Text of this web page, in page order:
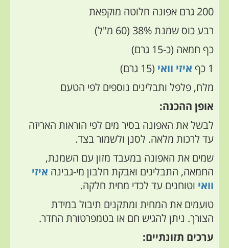
200 גרם אפונה חלוטה מוקפאת
רבע כוס שמנת 38% (60 מ"ל)
כף חמאה (כ-15 גרם)
1 כף
איזי וואי (15 גרם)
מלח, פלפל ותבלינים נוספים לפי הטעם
אופן ההכנה:
לבשל את האפונה בסיר מים לפי הוראות האריזה
עד לרכות מלאה. לסנן ולשמור בצד.
שמים את האפונה במעבד מזון עם השמנת,
החמאה, התבלינים ואבקת חלבון מי-גבינה איזי
וואי וטוחנים עד לכדי מחית חלקה.
טועמים את המחית ומתקנים תיבול במידת
הצורך. ניתן להגיש חם או בטמפרטורת החדר.
ערכים תזונתיים: